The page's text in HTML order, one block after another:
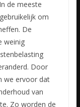
de meeste
om
De
weinig
Door
we ervoor dat
van
Zo worden de